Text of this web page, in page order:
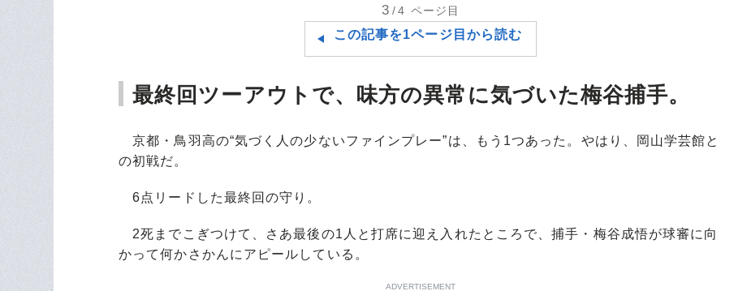
3 /4 ページ目
この記事を1ページ目から読む
最終回ツーアウトで、味方の異常に気づいた梅谷捕手。
京都・鳥羽高の“気づく人の少ないファインプレー”は、もう1つあった。やはり、岡山学芸館と
の初戦だ。
6点リードした最終回の守り。
2死までこぎつけて、さあ最後の1人と打席に迎え入れたところで、捕手・梅谷成悟が球審に向
かって何かさかんにアピールしている。
ADVERTISEMENT